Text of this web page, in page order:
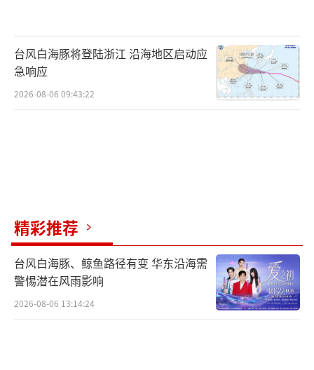
余，来这里感受全新升级的白纱布次抛精华3.0
带来的稳稳治愈力，舒缓“肌肤焦虑”。同
时“一次一抛”的便捷设计，为夏日音乐之
修红，一起掀翻夏日热浪！届时，润百颜将在
现场限量派发新品白纱布3.0体验装10000份，
以及更有限定折扇、治愈小绿杯等多重惊喜好
礼等你领！
台风白海豚将登陆浙江 沿海地区启动应
急响应
2026-08-06 09:43:22
精彩推荐
台风白海豚、鲸鱼路径有变 华东沿海需
警惕潜在风雨影响
2026-08-06 13:14:24